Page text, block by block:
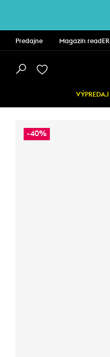
Predajne Magazín readER
VÝPREDAJ
-40%